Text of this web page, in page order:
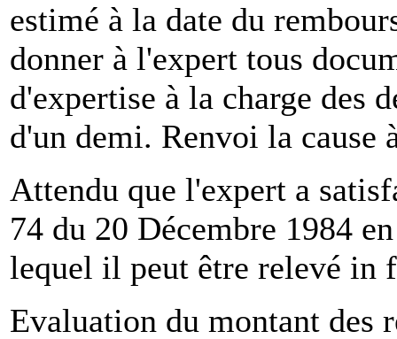
estimé à la date du
donner à l'expert tous
d'expertise à la charge des
d'un demi. Renvoi la cause
Attendu que l'expert a
74 du 20 Décembre 1984
lequel il peut être relevé in
Evaluation du montant des